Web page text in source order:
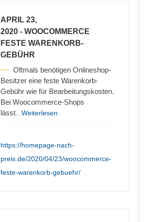
APRIL 23,
2020 - WOOCOMMERCE
FESTE WARENKORB-
GEBÜHR
Oftmals benötigen Onlineshop-
Besitzer eine feste Warenkorb-
Gebühr wie für Bearbeitungskosten.
Bei Woocommerce-Shops
lässt ...Weiterlesen
https://homepage-nach-
preis.de/2020/04/23/woocommerce-
feste-warenkorb-gebuehr/